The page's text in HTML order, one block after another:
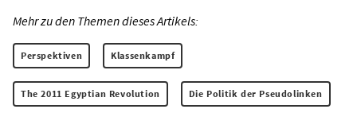
Mehr zu den Themen dieses Artikels:
Perspektiven Klassenkampf
The 2011 Egyptian Revolution Die Politik der Pseudolinken